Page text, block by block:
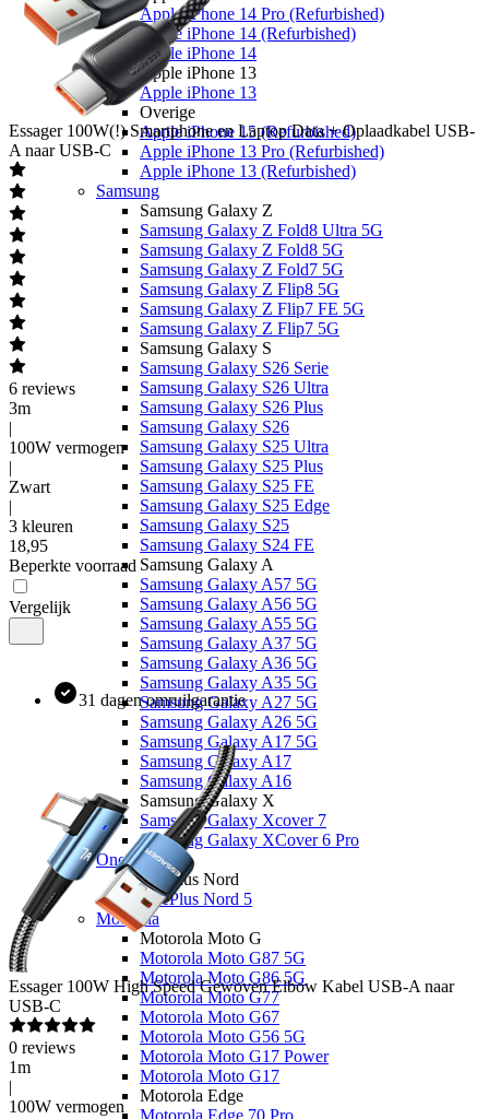
Apple iPhone 14 Pro (Refurbished)
Apple iPhone 14 (Refurbished)
Apple iPhone 14
Apple iPhone 13
Apple iPhone 13
Overige
Apple iPhone 15 (Refurbished)
Apple iPhone 13 Pro (Refurbished)
Apple iPhone 13 (Refurbished)
Samsung
Samsung Galaxy Z
Samsung Galaxy Z Fold8 Ultra 5G
Samsung Galaxy Z Fold8 5G
Samsung Galaxy Z Fold7 5G
Samsung Galaxy Z Flip8 5G
Samsung Galaxy Z Flip7 FE 5G
Samsung Galaxy Z Flip7 5G
Samsung Galaxy S
Samsung Galaxy S26 Serie
Samsung Galaxy S26 Ultra
Samsung Galaxy S26 Plus
Samsung Galaxy S26
Samsung Galaxy S25 Ultra
Samsung Galaxy S25 Plus
Samsung Galaxy S25 FE
Samsung Galaxy S25 Edge
Samsung Galaxy S25
Samsung Galaxy S24 FE
Samsung Galaxy A
Samsung Galaxy A57 5G
Samsung Galaxy A56 5G
Samsung Galaxy A55 5G
Samsung Galaxy A37 5G
Samsung Galaxy A36 5G
Samsung Galaxy A35 5G
Samsung Galaxy A27 5G
Samsung Galaxy A26 5G
Samsung Galaxy A17 5G
Samsung Galaxy A17
Samsung Galaxy A16
Samsung Galaxy X
Samsung Galaxy Xcover 7
Samsung Galaxy XCover 6 Pro
OnePlus
OnePlus Nord
OnePlus Nord 5
Motorola
Motorola Moto G
Motorola Moto G87 5G
Motorola Moto G86 5G
Motorola Moto G77
Motorola Moto G67
Motorola Moto G56 5G
Motorola Moto G17 Power
Motorola Moto G17
Motorola Edge
Motorola Edge 70 Pro
Essager 100W(!) Smartphone en Laptop Data + Oplaadkabel USB-
A naar USB-C
6 reviews
3m
|
100W vermogen
|
Zwart
|
3 kleuren
18,95
Beperkte voorraad
Vergelijk
31 dagen omruilgarantie
Essager 100W High Speed Gewoven Elbow Kabel USB-A naar
USB-C
0 reviews
1m
|
100W vermogen